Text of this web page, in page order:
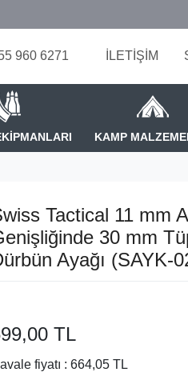
960 6271 İLETİŞİM
KAMP
Tactical 11 mm
30 mm
Ayağı (SAYK-
TL
fiyatı : 664,05 TL